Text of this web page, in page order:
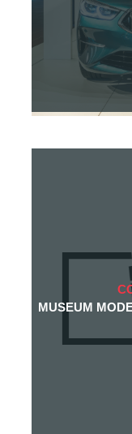
Impressum
MUSEUM